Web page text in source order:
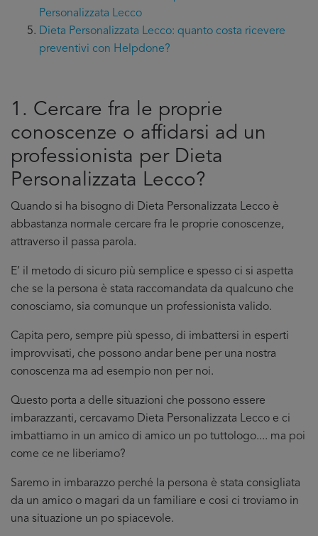
Personalizzata Lecco
Dieta Personalizzata Lecco: quanto costa ricevere
preventivi con Helpdone?
1. Cercare fra le proprie
conoscenze o affidarsi ad un
professionista per Dieta
Personalizzata Lecco?
Quando si ha bisogno di Dieta Personalizzata Lecco è
abbastanza normale cercare fra le proprie conoscenze,
attraverso il passa parola.
E’ il metodo di sicuro più semplice e spesso ci si aspetta
che se la persona è stata raccomandata da qualcuno che
conosciamo, sia comunque un professionista valido.
Capita pero, sempre più spesso, di imbattersi in esperti
improvvisati, che possono andar bene per una nostra
conoscenza ma ad esempio non per noi.
Questo porta a delle situazioni che possono essere
imbarazzanti, cercavamo Dieta Personalizzata Lecco e ci
imbattiamo in un amico di amico un po tuttologo.... ma poi
come ce ne liberiamo?
Saremo in imbarazzo perché la persona è stata consigliata
da un amico o magari da un familiare e cosi ci troviamo in
una situazione un po spiacevole.